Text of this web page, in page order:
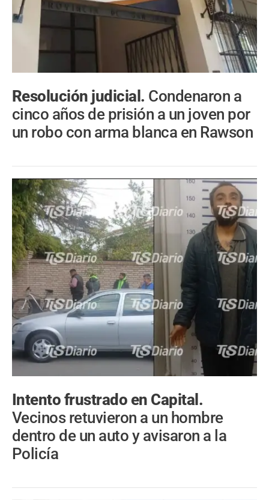
Resolución judicial. Condenaron a
cinco años de prisión a un joven por
un robo con arma blanca en Rawson
Intento frustrado en Capital.
Vecinos retuvieron a un hombre
dentro de un auto y avisaron a la
Policía